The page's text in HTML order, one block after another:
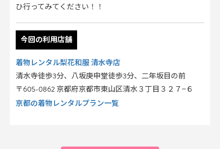
ひ行ってみてください！！
今回の利用店舗
着物レンタル梨花和服 清水寺店
清水寺徒歩3分、八坂庚申堂徒歩3分、二年坂目の前
〒605-0862 京都府京都市東山区清水３丁目３２７−６
京都の着物レンタルプラン一覧